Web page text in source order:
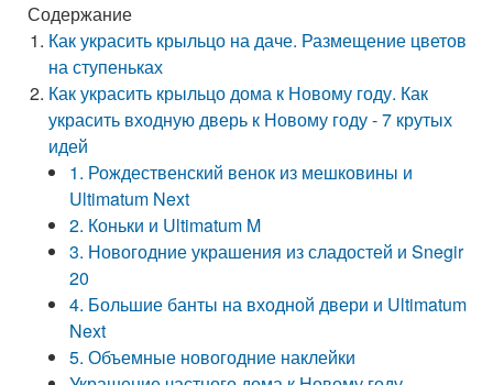
Содержание
Как украсить крыльцо на даче. Размещение цветов
на ступеньках
Как украсить крыльцо дома к Новому году. Как
украсить входную дверь к Новому году - 7 крутых
идей
1. Рождественский венок из мешковины и
Ultimatum Next
2. Коньки и Ultimatum M
3. Новогодние украшения из сладостей и Snegir
20
4. Большие банты на входной двери и Ultimatum
Next
5. Объемные новогодние наклейки